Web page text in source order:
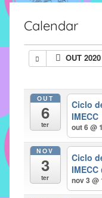
formado
alunas,
funcionárias
IMECC
como
atribuição
implementar
Calendar
OUT
OUT
6
ter
Ciclo
IMECC
out 6 @
NOV
3
ter
Ciclo
IMECC
nov 3 @